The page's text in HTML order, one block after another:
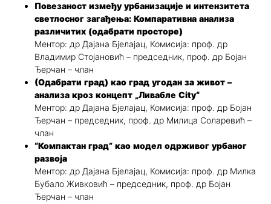
Повезаност између урбанизације и интензитета
светлосног загађења: Компаративна анализа
различитих (одабрати просторе)
Ментор: др Дајана Бјелајац, Комисија: проф. др
Владимир Стојановић – председник, проф. др Бојан
Ђерчан – члан
(Одабрати град) као град угодан за живот –
анализа кроз концепт „Ливабле City“
Ментор: др Дајана Бјелајац, Комисија: проф. др Бојан
Ђерчан – председник, проф. др Милица Соларевић –
члан
“Компактан град” као модел одрживог урбаног
развоја
Ментор: др Дајана Бјелајац, Комисија: проф. др Милка
Бубало Живковић – председник, проф. др Бојан
Ђерчан – члан